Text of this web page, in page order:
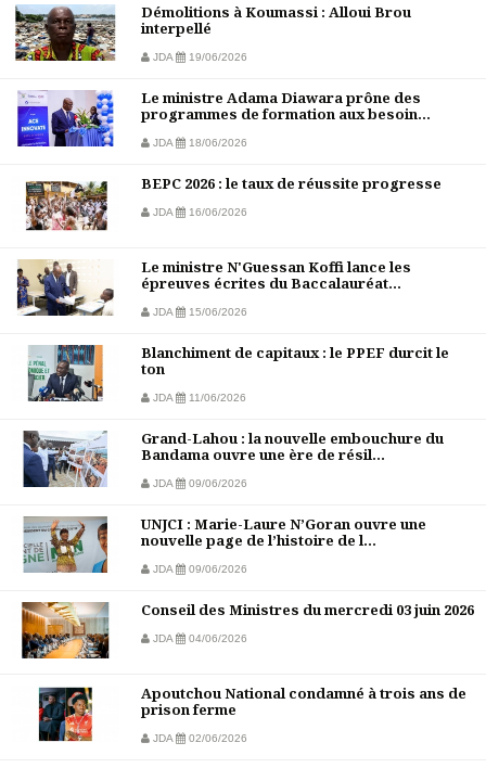
Démolitions à Koumassi : Alloui Brou
interpellé
JDA 19/06/2026
Le ministre Adama Diawara prône des
programmes de formation aux besoin...
JDA 18/06/2026
BEPC 2026 : le taux de réussite progresse
JDA 16/06/2026
Le ministre N'Guessan Koffi lance les
épreuves écrites du Baccalauréat...
JDA 15/06/2026
Blanchiment de capitaux : le PPEF durcit le
ton
JDA 11/06/2026
Grand-Lahou : la nouvelle embouchure du
Bandama ouvre une ère de résil...
JDA 09/06/2026
UNJCI : Marie-Laure N’Goran ouvre une
nouvelle page de l’histoire de l...
JDA 09/06/2026
Conseil des Ministres du mercredi 03 juin 2026
JDA 04/06/2026
Apoutchou National condamné à trois ans de
prison ferme
JDA 02/06/2026